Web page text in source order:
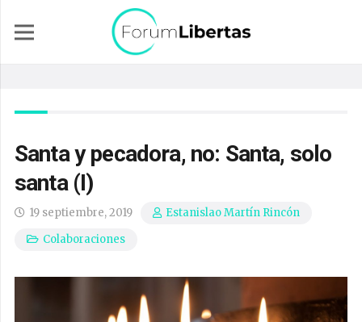
Santa y pecadora, no: Santa, solo
santa (I)
19 septiembre, 2019
Estanislao Martín Rincón
Colaboraciones